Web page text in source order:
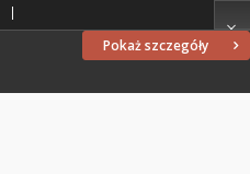
Pokaż szczegóły